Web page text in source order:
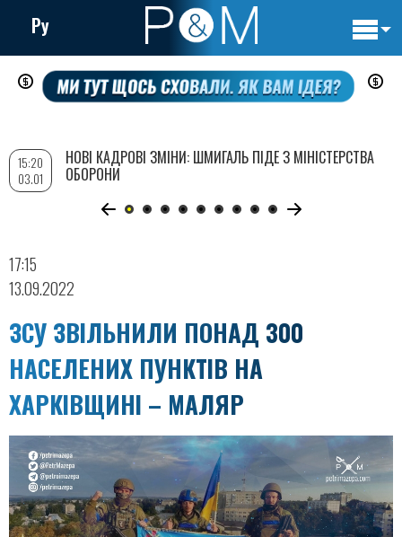
Перейти
до
вмісту
Ру
17:15
13.09.2022
ЗСУ ЗВІЛЬНИЛИ ПОНАД 300
НАСЕЛЕНИХ ПУНКТІВ НА
ХАРКІВЩИНІ – МАЛЯР
15:20
03.01
НОВІ КАДРОВІ ЗМІНИ: ШМИГАЛЬ ПІДЕ З МІНІСТЕРСТВА
ОБОРОНИ